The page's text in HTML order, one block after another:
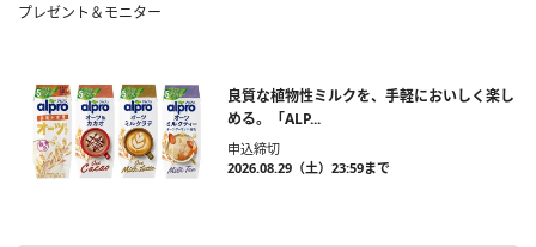
プレゼント＆モニター
良質な植物性ミルクを、手軽においしく楽し
める。「ALP...
申込締切
2026.08.29（土）23:59まで